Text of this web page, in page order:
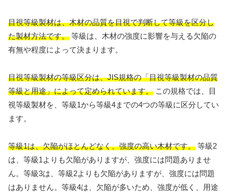
目視等級製材は、木材の品質を目視で判断して等級を区分し
た製材方法です。 等級は、木材の強度に影響を与える欠陥の
有無や程度によって決まります。
目視等級製材の等級区分は、JIS規格の「目視等級製材の品質
等級と用途」によって定められています。 この規格では、目
視等級製材を、等級1から等級4までの4つの等級に区分してい
ます。
等級1は、欠陥がほとんどなく、強度の高い木材です。 等級2
は、等級1よりも欠陥がありますが、強度には問題ありませ
ん。等級3は、等級2よりも欠陥がありますが、強度には問題
はありません。等級4は、欠陥が多いため、強度が低く、用途